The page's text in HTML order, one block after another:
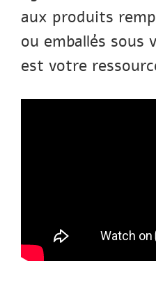
aux produits
ou emballés sous
est votre